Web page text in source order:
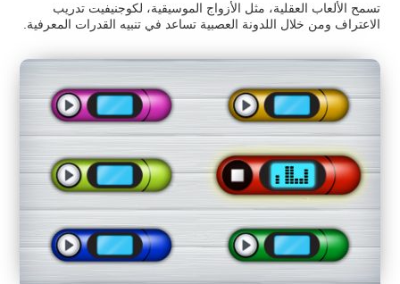
تسمح الألعاب العقلية، مثل الأزواج الموسيقية، لكوجنيفيت تدريب
الاعتراف ومن خلال اللدونة العصبية تساعد في تنبيه القدرات المعرفية.